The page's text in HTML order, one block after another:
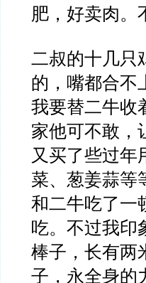
肥，好卖肉。
二叔的十几只
的，嘴都合不
我要替二牛收
家他可不敢，
又买了些过年
菜、葱姜蒜等
和二牛吃了一
吃。不过我印
棒子，长有两
子，永全身的